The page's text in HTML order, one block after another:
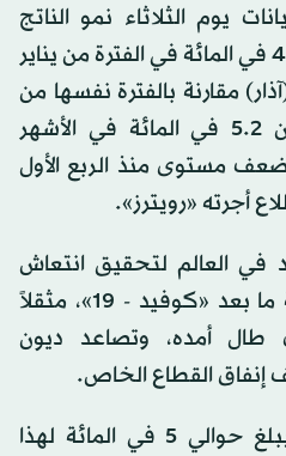
يوم الثلاثاء نمو الناتج
المحلي الإجمالي بنسبة 4.6 في المائة في الفترة من يناير
مقارنة بالفترة نفسها من
العام السابق، متباطئاً من 5.2 في المائة في الأشهر
مستوى منذ الربع الأول
في العالم لتحقيق انتعاش
قوي ومستدام في مرحلة ما بعد «كوفيد - 19»، مثقلاً
طال أمده، وتصاعد ديون
إنفاق القطاع الخاص.
وحددت الحكومة هدفاً يبلغ حوالي 5 في المائة لهذا